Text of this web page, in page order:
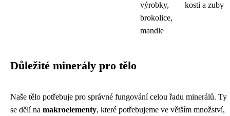
výrobky,
brokolice,
mandle
kosti a zuby
Důležité minerály pro tělo
Naše tělo potřebuje pro správné fungování celou řadu minerálů. Ty
se dělí na makroelementy, které potřebujeme ve větším množství,